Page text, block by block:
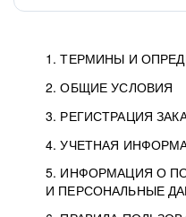
1. ТЕРМИНЫ И
2. ОБЩИЕ УСЛОВИЯ
3. РЕГИСТРАЦИЯ
4. УЧЕТНАЯ
5. ИНФОРМАЦИЯ О
И ПЕРСОНАЛЬНЫЕ